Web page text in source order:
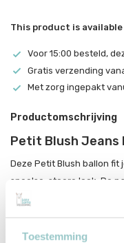
Toestemming
This product is
Voor 15:00 besteld,
Gratis verzending
Met zorg ingepakt
Productomschrijving
Petit Blush Jeans
Deze Petit Blush ballon
speelse, stoere look. De
bewegingsvrijheid.